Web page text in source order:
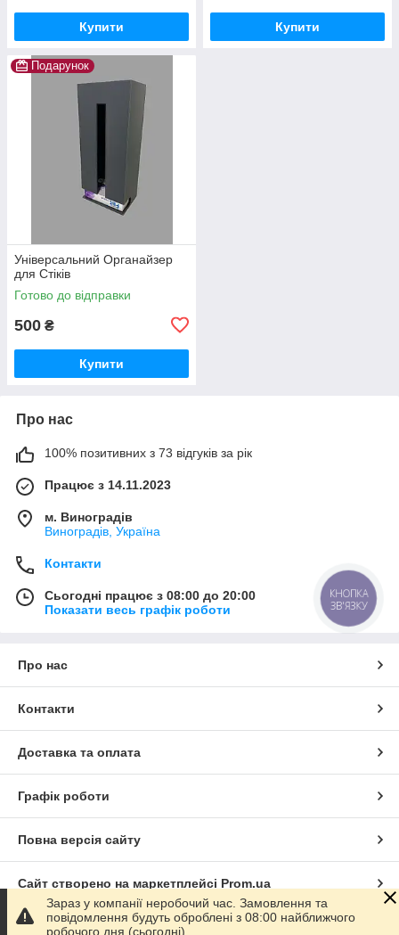
Купити Купити
Подарунок
Універсальний Органайзер
для Стіків
Готово до відправки
500 ₴
Купити
Про нас
100% позитивних з 73 відгуків за рік
Працює з 14.11.2023
м. Виноградів
Виноградів, Україна
Контакти
Сьогодні працює з 08:00 до 20:00
Показати весь графік роботи
Про нас
Контакти
Доставка та оплата
Графік роботи
Повна версія сайту
Сайт створено на маркетплейсі Prom.ua
Політика конфіденційності
Зараз у компанії неробочий час. Замовлення та
повідомлення будуть оброблені з 08:00 найближчого
робочого дня (сьогодні).
КНОПКА
ЗВ'ЯЗКУ